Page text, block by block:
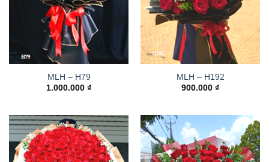
MLH – H79
1.000.000 ₫
MLH – H192
900.000 ₫